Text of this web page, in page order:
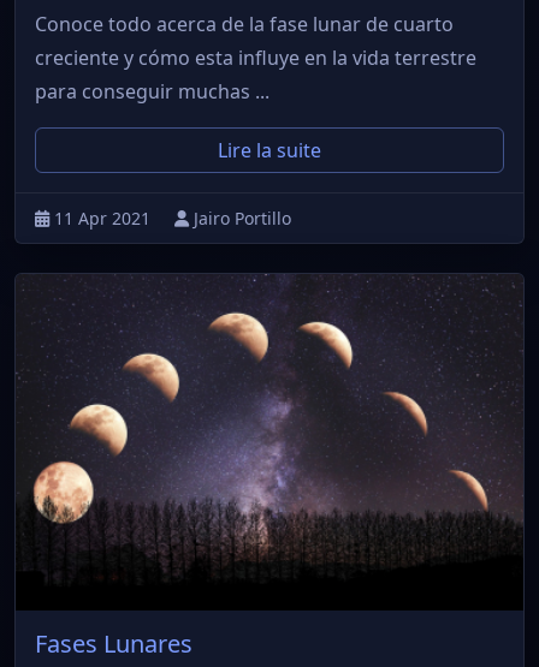
Conoce todo acerca de la fase lunar de cuarto
creciente y cómo esta influye en la vida terrestre
para conseguir muchas ...
Lire la suite
11 Apr 2021 Jairo Portillo
Fases Lunares